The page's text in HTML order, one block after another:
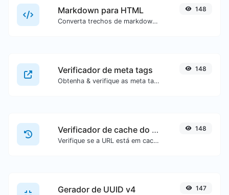
Markdown para HTML
Converta trechos de markdown em código HTML puro.
148
Verificador de meta tags
Obtenha & verifique as meta tags de qualquer site.
148
Verificador de cache do Google
Verifique se a URL está em cache ou não pelo Google.
148
Gerador de UUID v4 147